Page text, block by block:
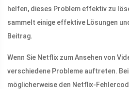
helfen, dieses Problem effektiv zu
sammelt einige effektive Lösungen
Beitrag.
Wenn Sie Netflix zum Ansehen von
verschiedene Probleme auftreten.
möglicherweise den Netflix-